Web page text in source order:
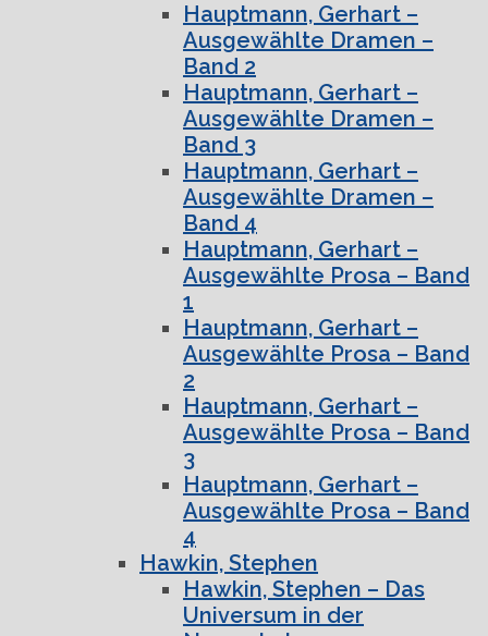
Hauptmann, Gerhart –
Ausgewählte Dramen –
Band 2
Hauptmann, Gerhart –
Ausgewählte Dramen –
Band 3
Hauptmann, Gerhart –
Ausgewählte Dramen –
Band 4
Hauptmann, Gerhart –
Ausgewählte Prosa – Band
1
Hauptmann, Gerhart –
Ausgewählte Prosa – Band
2
Hauptmann, Gerhart –
Ausgewählte Prosa – Band
3
Hauptmann, Gerhart –
Ausgewählte Prosa – Band
4
Hawkin, Stephen
Hawkin, Stephen – Das
Universum in der